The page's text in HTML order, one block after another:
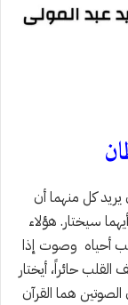
يريد كل منهما أن
سيختار. هؤلاء
أحياه وصوت إذا
حائراً، أيختار
هما القرآن